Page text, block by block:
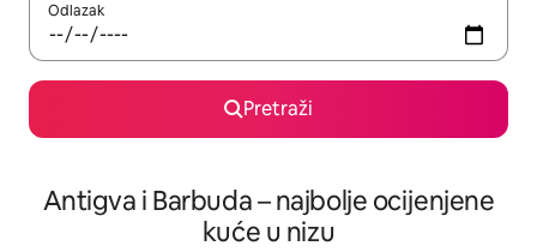
Odlazak
Pretraži
Antigva i Barbuda – najbolje ocijenjene
kuće u nizu